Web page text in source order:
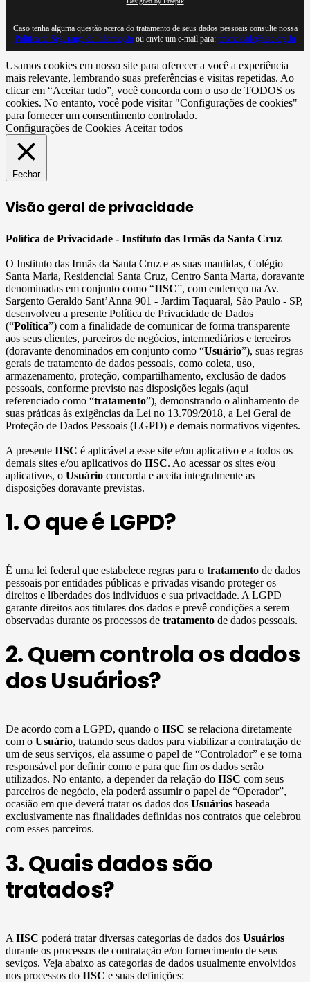
Caso tenha alguma questão acerca do tratamento de seus dados pessoais consulte nossa
Política de Segurança da Informaçãoou envie um e-mail para: privacidade@iisc.org.br
Usamos cookies em nosso site para oferecer a você a experiência
mais relevante, lembrando suas preferências e visitas repetidas. Ao
clicar em “Aceitar tudo”, você concorda com o uso de TODOS os
cookies. No entanto, você pode visitar "Configurações de cookies"
para fornecer um consentimento controlado.
Configurações de Cookies Aceitar todos
Fechar
Visão geral de privacidade
Política de Privacidade - Instituto das Irmãs da Santa Cruz
O Instituto das Irmãs da Santa Cruz e as suas mantidas, Colégio
Santa Maria, Residencial Santa Cruz, Centro Santa Marta, doravante
denominadas em conjunto como “IISC”, com endereço na Av.
Sargento Geraldo Sant’Anna 901 - Jardim Taquaral, São Paulo - SP,
desenvolveu a presente Política de Privacidade de Dados
(“Política”) com a finalidade de comunicar de forma transparente
aos seus clientes, parceiros de negócios, intermediários e terceiros
(doravante denominados em conjunto como “Usuário”), suas regras
gerais de tratamento de dados pessoais, como coleta, uso,
armazenamento, proteção, compartilhamento, exclusão de dados
pessoais, conforme previsto nas disposições legais (aqui
referenciado como “tratamento”), demonstrando o alinhamento de
suas práticas às exigências da Lei no 13.709/2018, a Lei Geral de
Proteção de Dados Pessoais (LGPD) e demais normativos vigentes.
A presente IISC é aplicável a esse site e/ou aplicativo e a todos os
demais sites e/ou aplicativos do IISC. Ao acessar os sites e/ou
aplicativos, o Usuário concorda e aceita integralmente as
disposições doravante previstas.
1. O que é LGPD?
É uma lei federal que estabelece regras para o tratamento de dados
pessoais por entidades públicas e privadas visando proteger os
direitos e liberdades dos indivíduos e sua privacidade. A LGPD
garante direitos aos titulares dos dados e prevê condições a serem
observadas durante os processos de tratamento de dados pessoais.
2. Quem controla os dados
dos Usuários?
De acordo com a LGPD, quando o IISC se relaciona diretamente
com o Usuário, tratando seus dados para viabilizar a contratação de
um de seus serviços, ela assume o papel de “Controlador” e se torna
responsável por definir como e para que fim os dados serão
utilizados. No entanto, a depender da relação do IISC com seus
parceiros de negócio, ela poderá assumir o papel de “Operador”,
ocasião em que deverá tratar os dados dos Usuários baseada
exclusivamente nas finalidades definidas nos contratos que celebrou
com esses parceiros.
3. Quais dados são
tratados?
A IISC poderá tratar diversas categorias de dados dos Usuários
durante os processos de contratação e/ou fornecimento de seus
seviços. Veja abaixo as categorias de dados usualmente envolvidos
nos processos do IISC e suas definições: